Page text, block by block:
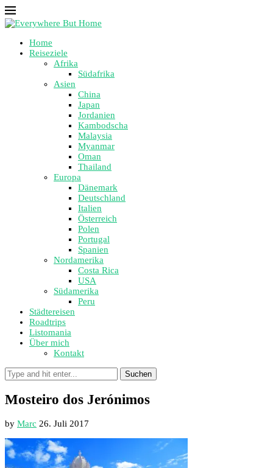
Home
Reiseziele
Afrika
Südafrika
Asien
China
Japan
Jordanien
Kambodscha
Malaysia
Myanmar
Oman
Thailand
Europa
Dänemark
Deutschland
Italien
Österreich
Polen
Portugal
Spanien
Nordamerika
Costa Rica
USA
Südamerika
Peru
Städtereisen
Roadtrips
Listomania
Über mich
Kontakt
Suchen
Mosteiro dos Jerónimos
by Marc 26. Juli 2017